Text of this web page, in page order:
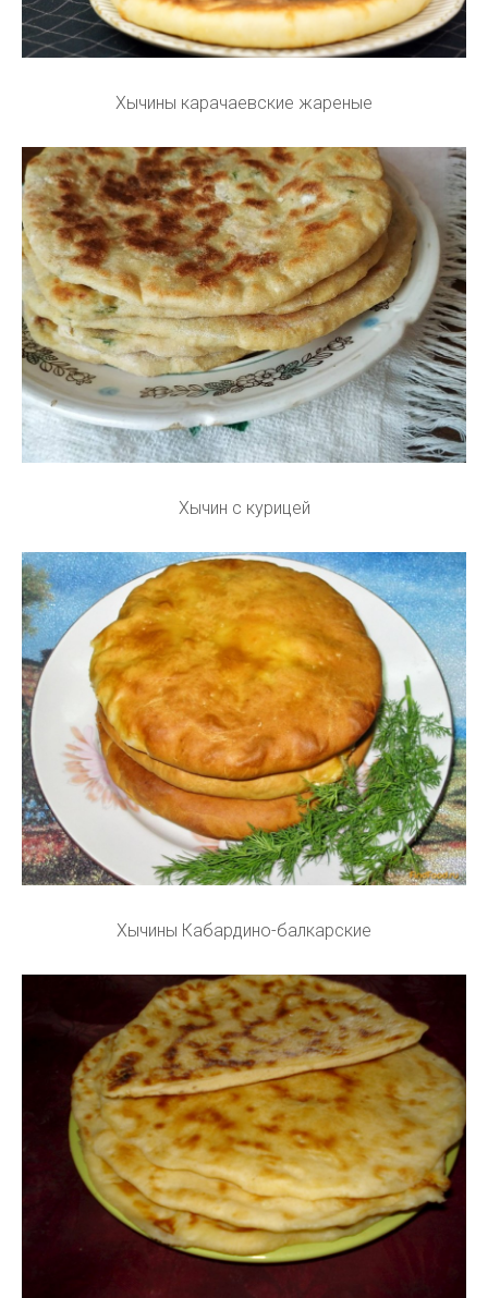
Хычины карачаевские жареные
Хычин с курицей
Хычины Кабардино-балкарские